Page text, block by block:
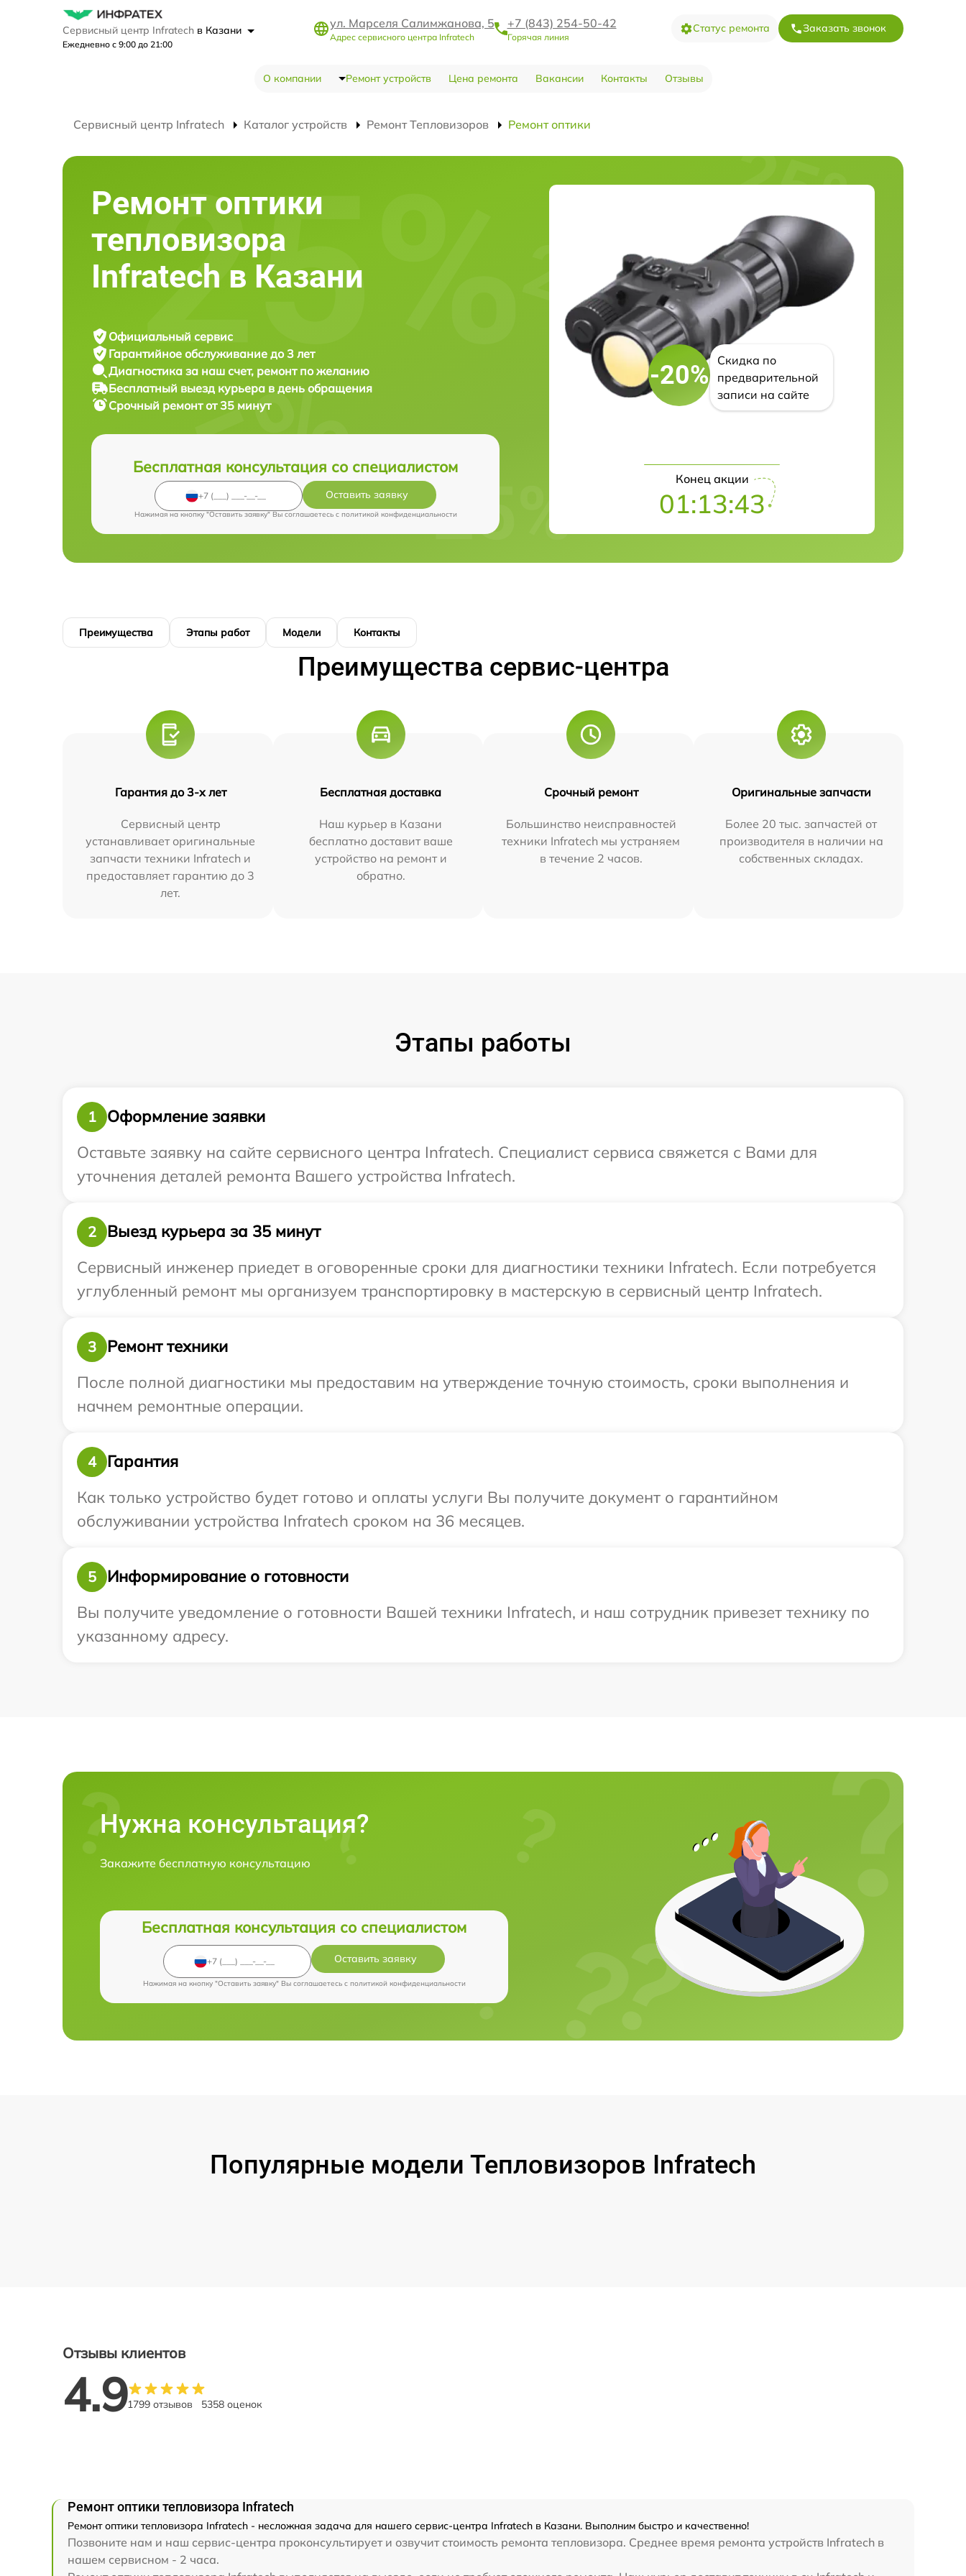
Сервисный центр Infratech в Казани
Ежедневно с 9:00 до 21:00
ул. Марселя Салимжанова, 5
Адрес сервисного центра Infratech
+7 (843) 254-50-42
Горячая линия
Статус ремонта Заказать звонок
О компании Ремонт устройств Цена ремонта Вакансии Контакты Отзывы
Сервисный центр Infratech Каталог устройств Ремонт Тепловизоров Ремонт оптики
Ремонт оптики
тепловизора
Infratech в Казани
Официальный сервис
Гарантийное обслуживание до 3 лет
Диагностика за наш счет, ремонт по желанию
Бесплатный выезд курьера в день обращения
Срочный ремонтот 35 минут
Бесплатная консультация со специалистом
Оставить заявку
Нажимая на кнопку "Оставить заявку" Вы соглашаетесь c политикой конфиденциальности
-20%
Скидка по
предварительной
записи на сайте
Конец акции
01:13:42
Преимущества Этапы работ Модели Контакты
Преимущества сервис-центра
Гарантия до 3-х лет
Сервисный центр
устанавливает оригинальные
запчасти техники Infratech и
предоставляет гарантию до 3
лет.
Бесплатная доставка
Наш курьер в Казани
бесплатно доставит ваше
устройство на ремонт и
обратно.
Срочный ремонт
Большинство неисправностей
техники Infratech мы устраняем
в течение 2 часов.
Оригинальные запчасти
Более 20 тыс. запчастей от
производителя в наличии на
собственных складах.
Этапы работы
1
Оформление заявки
Оставьте заявку на сайте сервисного центра Infratech. Специалист сервиса свяжется с Вами для
уточнения деталей ремонта Вашего устройства Infratech.
2
Выезд курьера за 35 минут
Сервисный инженер приедет в оговоренные сроки для диагностики техники Infratech. Если потребуется
углубленный ремонт мы организуем транспортировку в мастерскую в сервисный центр Infratech.
3
Ремонт техники
После полной диагностики мы предоставим на утверждение точную стоимость, сроки выполнения и
начнем ремонтные операции.
4
Гарантия
Как только устройство будет готово и оплаты услуги Вы получите документ о гарантийном
обслуживании устройства Infratech сроком на 36 месяцев.
5
Информирование о готовности
Вы получите уведомление о готовности Вашей техники Infratech, и наш сотрудник привезет технику по
указанному адресу.
Нужна консультация?
Закажите бесплатную консультацию
Бесплатная консультация со специалистом
Оставить заявку
Нажимая на кнопку "Оставить заявку" Вы соглашаетесь c политикой конфиденциальности
Популярные модели Тепловизоров Infratech
Отзывы клиентов
4.91799 отзывов 5358 оценок
Ремонт оптики тепловизора Infratech
Ремонт оптики тепловизора Infratech - несложная задача для нашего сервис-центра Infratech в Казани. Выполним быстро и качественно!
Позвоните нам и наш сервис-центра проконсультирует и озвучит стоимость ремонта тепловизора. Среднее время ремонта устройств Infratech в
нашем сервисном - 2 часа.